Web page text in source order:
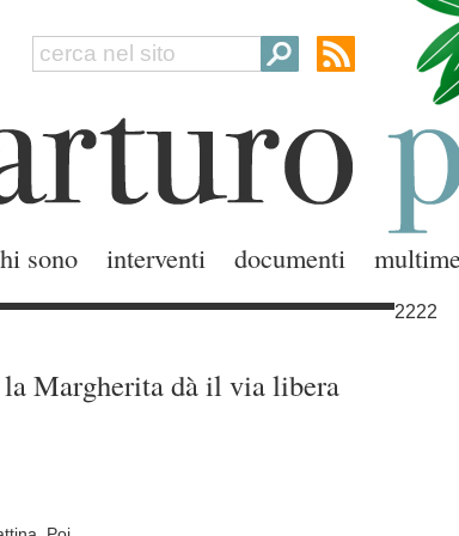
sono interventi documenti
2222
Margherita dà il via libera